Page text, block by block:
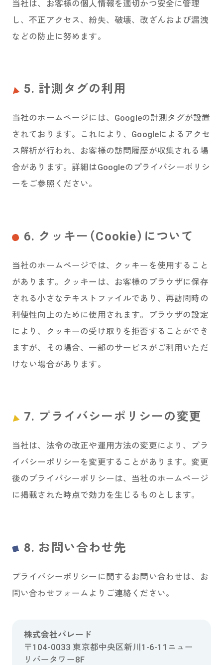
当社は、お客様の個人情報を適切かつ安全に管理
し、不正アクセス、紛失、破壊、改ざんおよび漏洩
などの防止に努めます。
5. 計測タグの利用
当社のホームページには、Googleの計測タグが設置
されております。これにより、Googleによるアクセ
ス解析が行われ、お客様の訪問履歴が収集される場
合があります。詳細はGoogleのプライバシーポリシ
ーをご参照ください。
6. クッキー（Cookie）について
当社のホームページでは、クッキーを使用すること
があります。クッキーは、お客様のブラウザに保存
される小さなテキストファイルであり、再訪問時の
利便性向上のために使用されます。ブラウザの設定
により、クッキーの受け取りを拒否することができ
ますが、その場合、一部のサービスがご利用いただ
けない場合があります。
7. プライバシーポリシーの変更
当社は、法令の改正や運用方法の変更により、プラ
イバシーポリシーを変更することがあります。変更
後のプライバシーポリシーは、当社のホームページ
に掲載された時点で効力を生じるものとします。
8. お問い合わせ先
プライバシーポリシーに関するお問い合わせは、お
問い合わせフォームよりご連絡ください。
株式会社パレード
〒104-0033 東京都中央区新川1-6-11ニュー
リバータワー8F